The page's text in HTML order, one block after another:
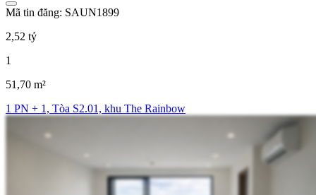
Mã tin đăng: SAUN1899
2,52 tỷ
1
51,70 m²
1 PN + 1, Tòa S2.01, khu The Rainbow